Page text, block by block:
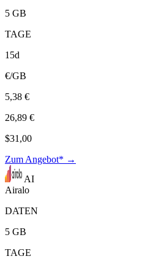
5 GB
TAGE
15d
€/GB
5,38 €
26,89 €
$31,00
Zum Angebot* →
AI
Airalo
DATEN
5 GB
TAGE